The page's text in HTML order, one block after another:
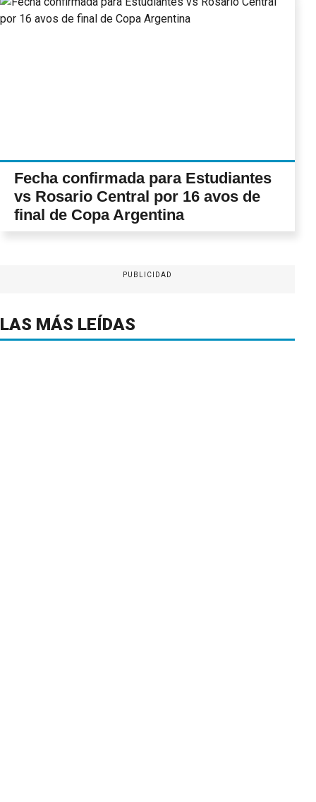
Fecha confirmada para Estudiantes
vs Rosario Central por 16 avos de
final de Copa Argentina
PUBLICIDAD
LAS MÁS LEÍDAS